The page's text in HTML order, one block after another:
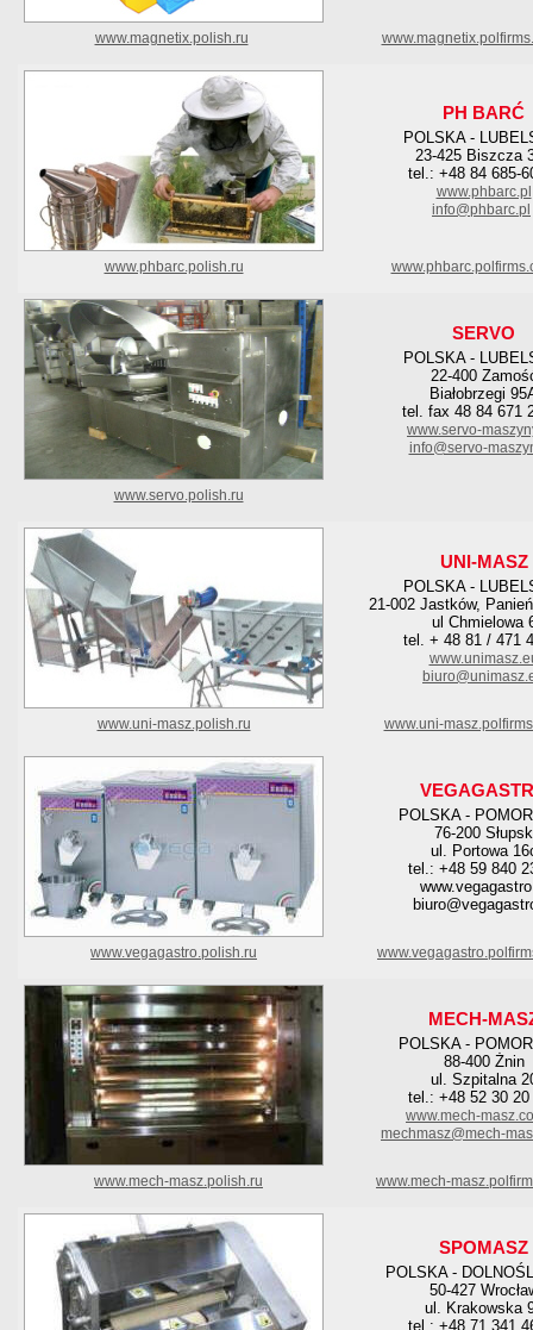
www.magnetix.polish.ru
PH BARĆ
POLSKA -
23-425 Biszcza
tel.: +48 84 685-
www.phbarc.pl
info@phbarc.pl
www.phbarc.polish.ru
SERVO
POLSKA -
22-400
Białobrzegi
tel. fax 48 84 671
www.servo-
info@servo-
www.servo.polish.ru
UNI-MASZ
POLSKA -
21-002 Jastków,
ul Chmielowa
tel. + 48 81 / 471
www.uni-masz.polish.ru www.uni-
POLSKA -
76-200 Słupsk
ul. Portowa
tel.: +48 59 840
www.vegagastro.polish.ru
MECH-
POLSKA -
88-400 Żnin
ul. Szpitalna
tel.: +48 52 30 20
www.mech-
mechmasz@mech-
www.mech-masz.polish.ru www.mech-
SPOMASZ
POLSKA -
50-427
ul. Krakowska
tel.: +48 71 341